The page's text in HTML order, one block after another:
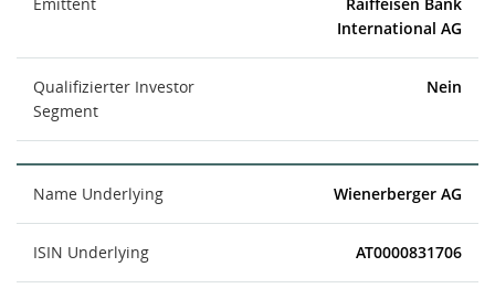
International AG
Qualifizierter Investor
Segment
Nein
Name Underlying Wienerberger AG
ISIN Underlying AT0000831706